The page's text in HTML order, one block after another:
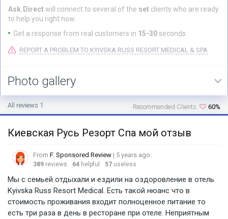
Ask.Direct will connect to several of the set clients who are ready
to help you right now.
Get a response from real customers in 15-30seconds
REPORT A PROBLEM TO KYIVSKA RUSS RESORT MEDICAL & SPA
Photo gallery
All reviews 1 60%
Recommended Clients
Киевская Русь Резорт Спа мой отзыв
From F. Sponsored Review | 5 years ago
389 reviews 64 helpful 57 useless
Мы с семьей отдыхали и ездили на оздоровление в отель
Kyivska Russ Resort Medical. Есть такой нюанс что в
стоимость проживания входит полноценное питание то
есть три раза в день в ресторане при отеле. Неприятным